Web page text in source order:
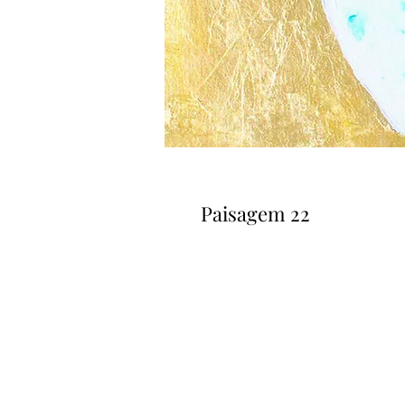
Paisagem 22